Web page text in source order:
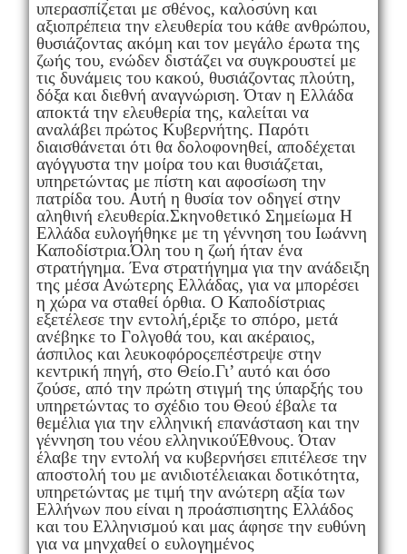
υπερασπίζεται με σθένος, καλοσύνη και
αξιοπρέπεια την ελευθερία του κάθε ανθρώπου,
θυσιάζοντας ακόμη και τον μεγάλο έρωτα της
ζωής του, ενώδεν διστάζει να συγκρουστεί με
τις δυνάμεις του κακού, θυσιάζοντας πλούτη,
δόξα και διεθνή αναγνώριση. Όταν η Ελλάδα
αποκτά την ελευθερία της, καλείται να
αναλάβει πρώτος Κυβερνήτης. Παρότι
διαισθάνεται ότι θα δολοφονηθεί, αποδέχεται
αγόγγυστα την μοίρα του και θυσιάζεται,
υπηρετώντας με πίστη και αφοσίωση την
πατρίδα του. Αυτή η θυσία τον οδηγεί στην
αληθινή ελευθερία.Σκηνοθετικό Σημείωμα Η
Ελλάδα ευλογήθηκε με τη γέννηση του Ιωάννη
Καποδίστρια.Όλη του η ζωή ήταν ένα
στρατήγημα. Ένα στρατήγημα για την ανάδειξη
της μέσα Ανώτερης Ελλάδας, για να μπορέσει
η χώρα να σταθεί όρθια. Ο Καποδίστριας
εξετέλεσε την εντολή,έριξε το σπόρο, μετά
ανέβηκε το Γολγοθά του, και ακέραιος,
άσπιλος και λευκοφόροςεπέστρεψε στην
κεντρική πηγή, στο Θείο.Γι’ αυτό και όσο
ζούσε, από την πρώτη στιγμή της ύπαρξής του
υπηρετώντας το σχέδιο του Θεού έβαλε τα
θεμέλια για την ελληνική επανάσταση και την
γέννηση του νέου ελληνικούΈθνους. Όταν
έλαβε την εντολή να κυβερνήσει επιτέλεσε την
αποστολή του με ανιδιοτέλειακαι δοτικότητα,
υπηρετώντας με τιμή την ανώτερη αξία των
Ελλήνων που είναι η προάσπισητης Ελλάδος
και του Ελληνισμού και μας άφησε την ευθύνη
για να μηνχαθεί ο ευλογημένος